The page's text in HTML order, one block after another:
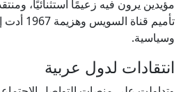
مؤيدين يرون فيه زعيمًا استثنائيًا،
تأميم
وسياسية.
انتقادات لدول عربية